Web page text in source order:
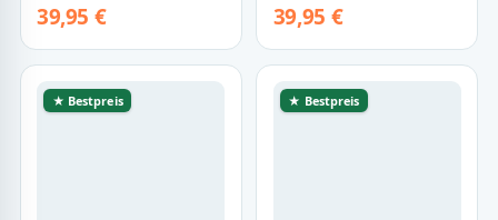
Blend - BHAGGE Shirt
bleached sand - Gr. -
XL
BLEND
39,95 €
Blend - BHAGGE Shirt
bleached sand - Gr. -
XXL
BLEND
39,95 €